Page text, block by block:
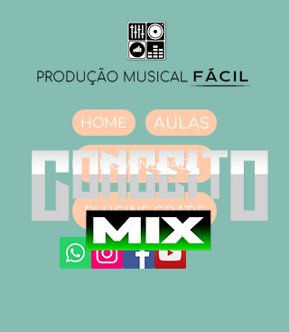
HOME AULAS
DOWNLOAD
PLUGINS GRÁTIS